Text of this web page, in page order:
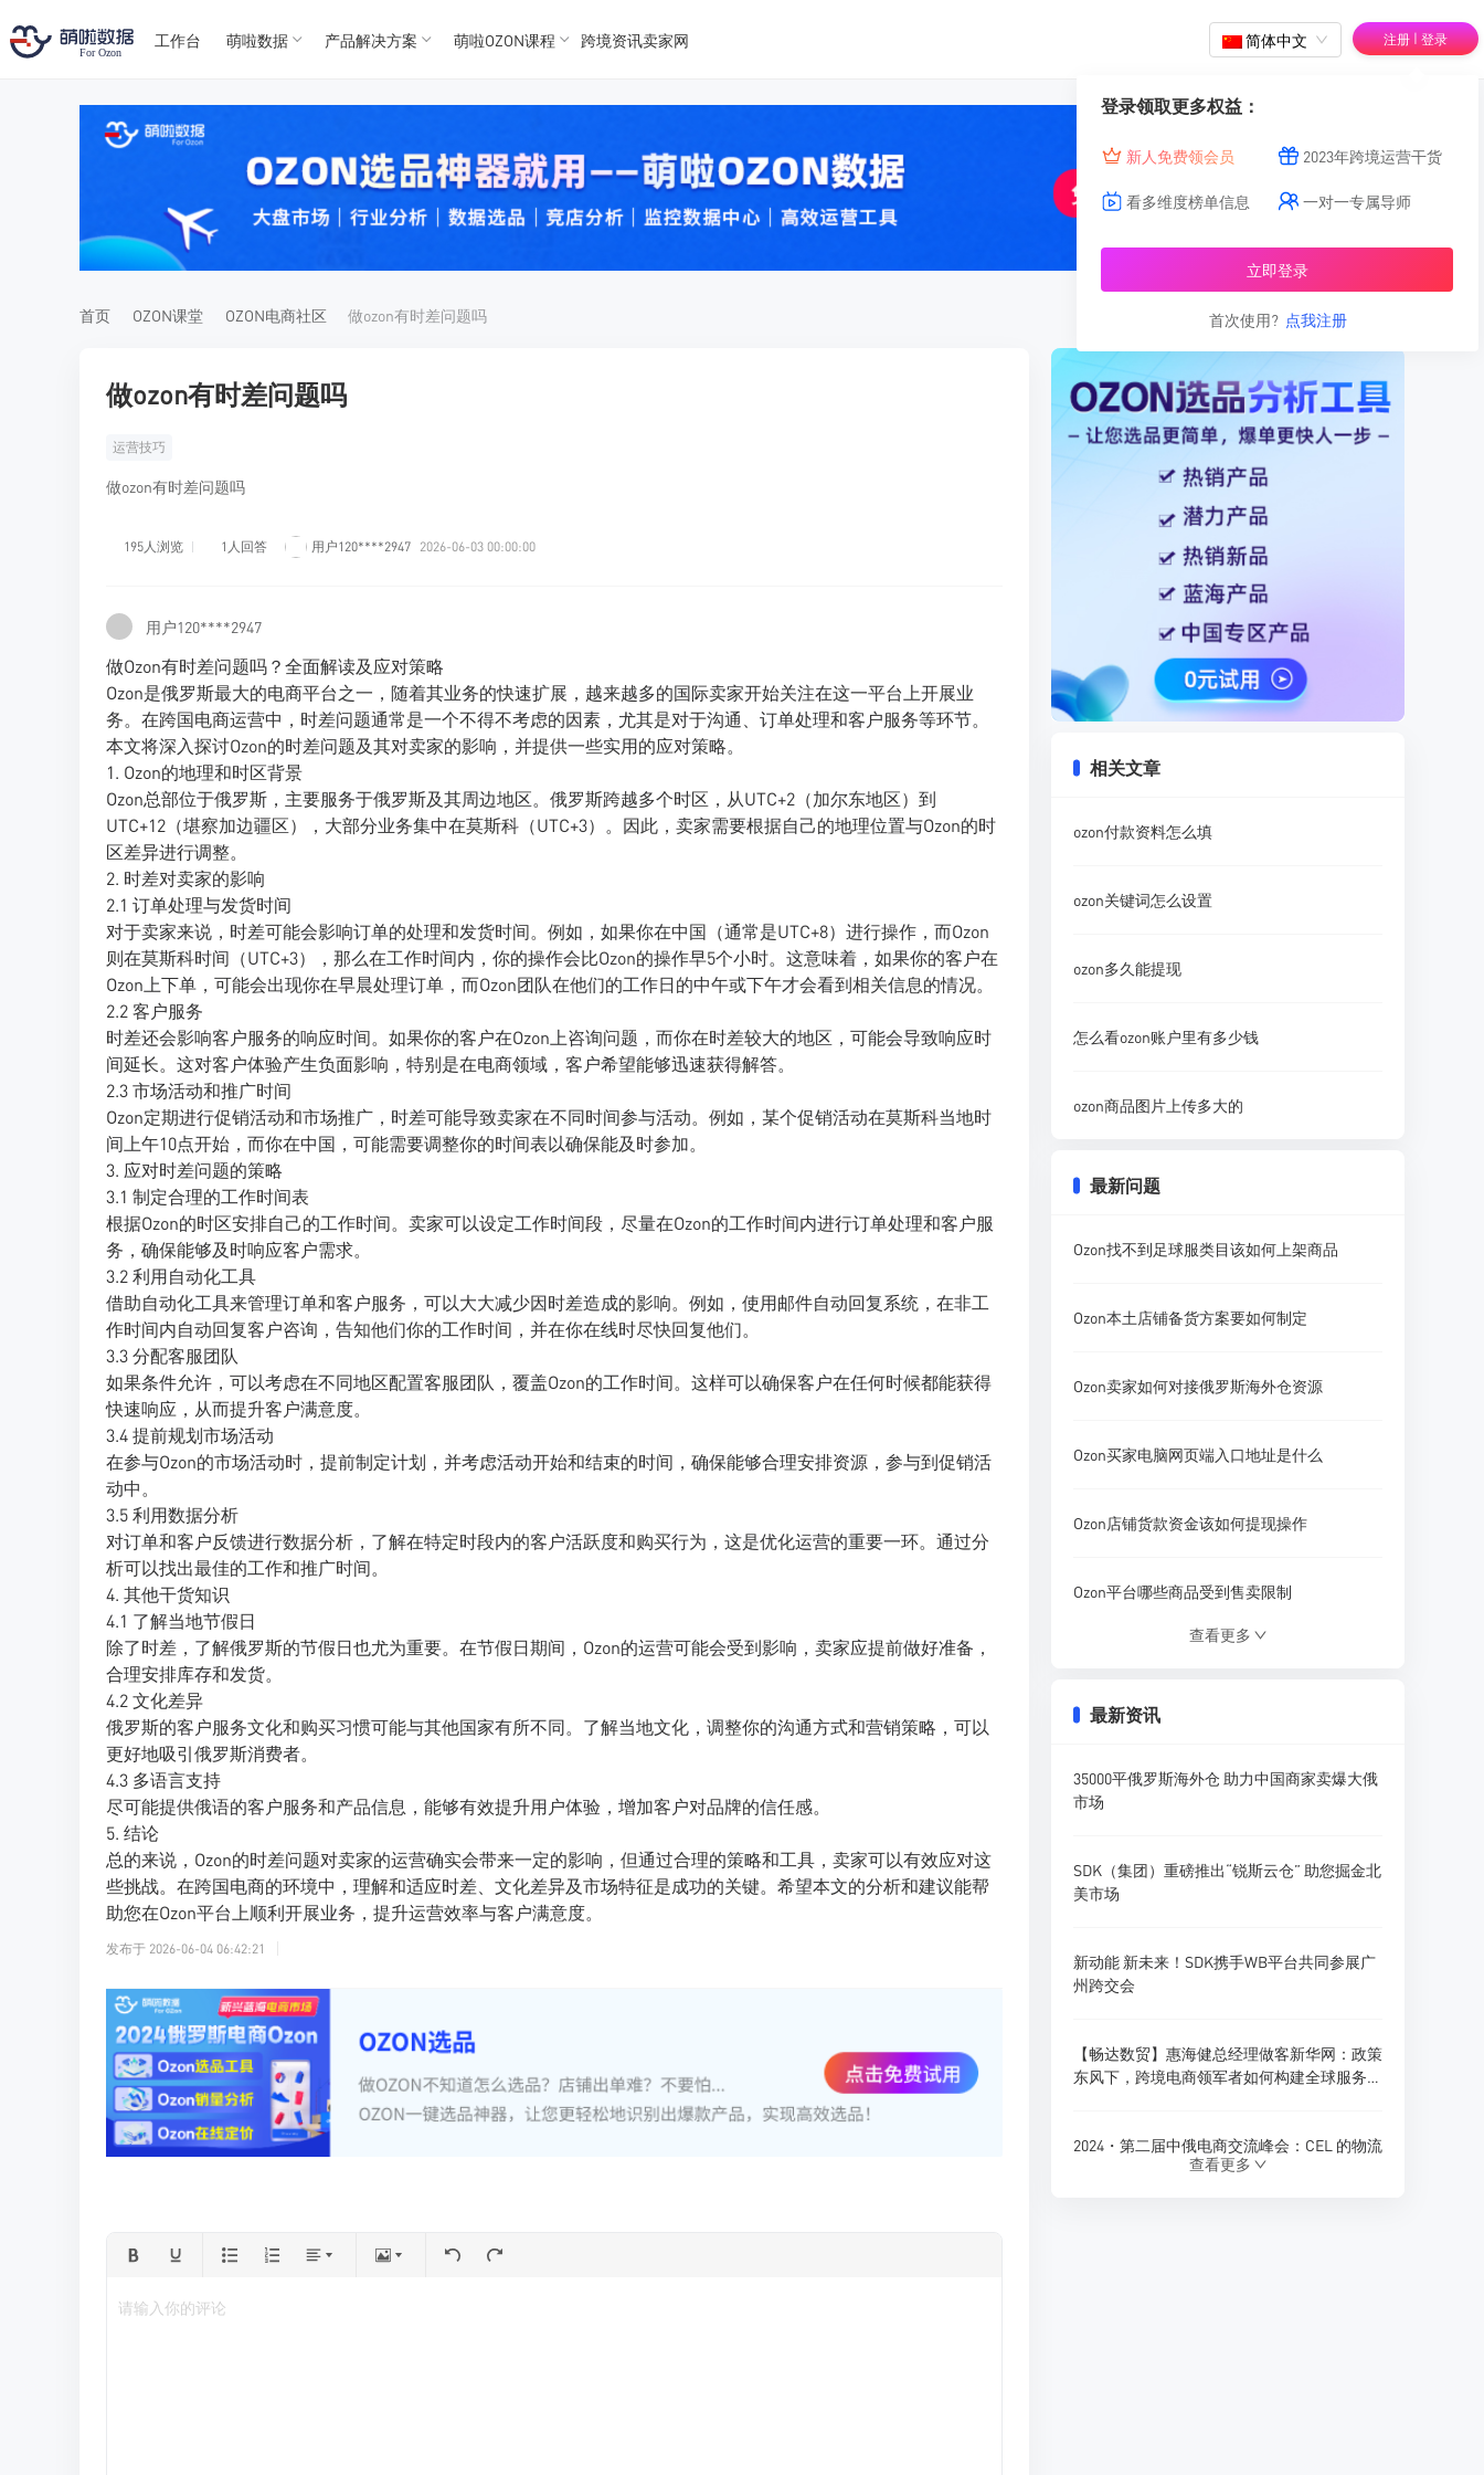
For Ozon
For OZon
TK数据
TK数据
工作台 萌啦数据 产品解决方案 萌啦OZON课程 跨境资讯卖家网 简体中文 注册 | 登录
登录领取更多权益：
新人免费领会员 2023年跨境运营干货
看多维度榜单信息 一对一专属导师
立即登录
首次使用? 点我注册
首页 OZON课堂 OZON电商社区 做ozon有时差问题吗
做ozon有时差问题吗
运营技巧
做ozon有时差问题吗
195人浏览 1人回答 用户120****2947 2026-06-03 00:00:00
用户120****2947
做Ozon有时差问题吗？全面解读及应对策略
Ozon是俄罗斯最大的电商平台之一，随着其业务的快速扩展，越来越多的国际卖家开始关注在这一平台上开展业
务。在跨国电商运营中，时差问题通常是一个不得不考虑的因素，尤其是对于沟通、订单处理和客户服务等环节。
本文将深入探讨Ozon的时差问题及其对卖家的影响，并提供一些实用的应对策略。
1. Ozon的地理和时区背景
Ozon总部位于俄罗斯，主要服务于俄罗斯及其周边地区。俄罗斯跨越多个时区，从UTC+2（加尔东地区）到
UTC+12（堪察加边疆区），大部分业务集中在莫斯科（UTC+3）。因此，卖家需要根据自己的地理位置与Ozon的时
区差异进行调整。
2. 时差对卖家的影响
2.1 订单处理与发货时间
对于卖家来说，时差可能会影响订单的处理和发货时间。例如，如果你在中国（通常是UTC+8）进行操作，而Ozon
则在莫斯科时间（UTC+3），那么在工作时间内，你的操作会比Ozon的操作早5个小时。这意味着，如果你的客户在
Ozon上下单，可能会出现你在早晨处理订单，而Ozon团队在他们的工作日的中午或下午才会看到相关信息的情况。
2.2 客户服务
时差还会影响客户服务的响应时间。如果你的客户在Ozon上咨询问题，而你在时差较大的地区，可能会导致响应时
间延长。这对客户体验产生负面影响，特别是在电商领域，客户希望能够迅速获得解答。
2.3 市场活动和推广时间
Ozon定期进行促销活动和市场推广，时差可能导致卖家在不同时间参与活动。例如，某个促销活动在莫斯科当地时
间上午10点开始，而你在中国，可能需要调整你的时间表以确保能及时参加。
3. 应对时差问题的策略
3.1 制定合理的工作时间表
根据Ozon的时区安排自己的工作时间。卖家可以设定工作时间段，尽量在Ozon的工作时间内进行订单处理和客户服
务，确保能够及时响应客户需求。
3.2 利用自动化工具
借助自动化工具来管理订单和客户服务，可以大大减少因时差造成的影响。例如，使用邮件自动回复系统，在非工
作时间内自动回复客户咨询，告知他们你的工作时间，并在你在线时尽快回复他们。
3.3 分配客服团队
如果条件允许，可以考虑在不同地区配置客服团队，覆盖Ozon的工作时间。这样可以确保客户在任何时候都能获得
快速响应，从而提升客户满意度。
3.4 提前规划市场活动
在参与Ozon的市场活动时，提前制定计划，并考虑活动开始和结束的时间，确保能够合理安排资源，参与到促销活
动中。
3.5 利用数据分析
对订单和客户反馈进行数据分析，了解在特定时段内的客户活跃度和购买行为，这是优化运营的重要一环。通过分
析可以找出最佳的工作和推广时间。
4. 其他干货知识
4.1 了解当地节假日
除了时差，了解俄罗斯的节假日也尤为重要。在节假日期间，Ozon的运营可能会受到影响，卖家应提前做好准备，
合理安排库存和发货。
4.2 文化差异
俄罗斯的客户服务文化和购买习惯可能与其他国家有所不同。了解当地文化，调整你的沟通方式和营销策略，可以
更好地吸引俄罗斯消费者。
4.3 多语言支持
尽可能提供俄语的客户服务和产品信息，能够有效提升用户体验，增加客户对品牌的信任感。
5. 结论
总的来说，Ozon的时差问题对卖家的运营确实会带来一定的影响，但通过合理的策略和工具，卖家可以有效应对这
些挑战。在跨国电商的环境中，理解和适应时差、文化差异及市场特征是成功的关键。希望本文的分析和建议能帮
助您在Ozon平台上顺利开展业务，提升运营效率与客户满意度。
发布于 2026-06-04 06:42:21
请输入你的评论
相关文章
ozon付款资料怎么填
ozon关键词怎么设置
ozon多久能提现
怎么看ozon账户里有多少钱
ozon商品图片上传多大的
最新问题
Ozon找不到足球服类目该如何上架商品
Ozon本土店铺备货方案要如何制定
Ozon卖家如何对接俄罗斯海外仓资源
Ozon买家电脑网页端入口地址是什么
Ozon店铺货款资金该如何提现操作
Ozon平台哪些商品受到售卖限制
Ozon跨境发货挑选什么物流渠道更好
Ozon开店优先选择哪一种配送方式
在Ozon售卖假货被抓到有什么后果
查看更多
最新资讯
35000平俄罗斯海外仓 助力中国商家卖爆大俄
市场
SDK（集团）重磅推出“锐斯云仓” 助您掘金北
美市场
新动能 新未来！SDK携手WB平台共同参展广
州跨交会
【畅达数贸】惠海健总经理做客新华网：政策
东风下，跨境电商领军者如何构建全球服务新
2024・第二届中俄电商交流峰会：CEL 的物流
创新与跨境电商新展望
查看更多